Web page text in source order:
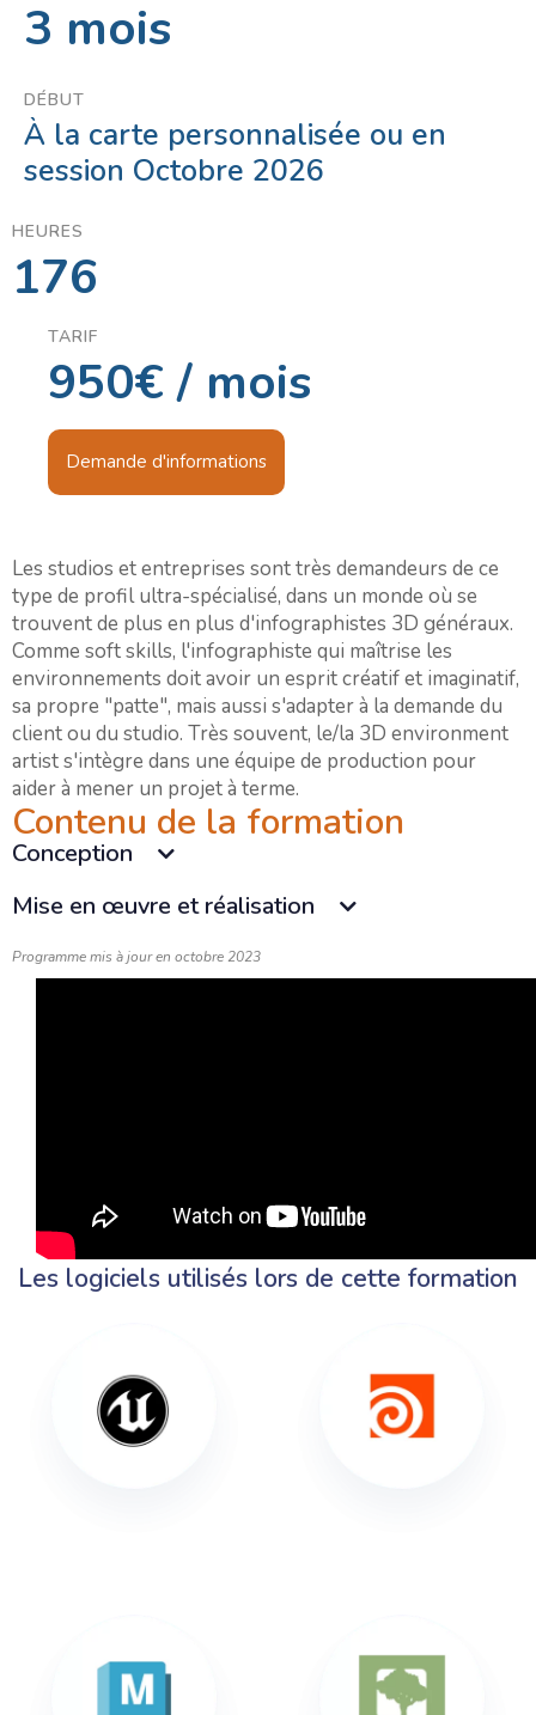
3 mois
DÉBUT
À la carte personnalisée ou en
session Octobre 2026
HEURES
176
TARIF
950€ / mois
Demande d'informations
Les studios et entreprises sont très demandeurs de ce
type de profil ultra-spécialisé, dans un monde où se
trouvent de plus en plus d'infographistes 3D généraux.
Comme soft skills, l'infographiste qui maîtrise les
environnements doit avoir un esprit créatif et imaginatif,
sa propre "patte", mais aussi s'adapter à la demande du
client ou du studio. Très souvent, le/la 3D environment
artist s'intègre dans une équipe de production pour
aider à mener un projet à terme.
Contenu de la formation
Conception
Mise en œuvre et réalisation
Programme mis à jour en octobre 2023
Les logiciels utilisés lors de cette formation